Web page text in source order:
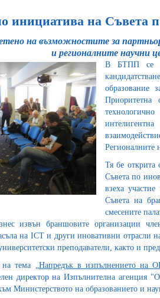
инициатива на
на възможностите за
и регионалните научни
В БТПП се
образование
Приоритетна
Регионалните
Тя бе открита
Съвета по
взеха
Съвета на
смесените
извън браншовите организации
на IСТ и други иновативни отрасли
преподаватели, както и
на тема „Напредък в изпълнението на
директор на Изпълнителна агенция
Министерството на образованието и